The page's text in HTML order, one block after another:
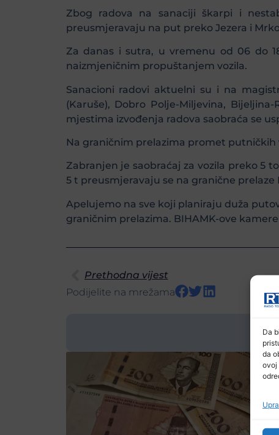
Da
da
ovoj
Zbog radova na sanaciji škarpi i
preusmjeravaju na put preko Jezera i
Za danas i sutra, u vremenu od 06 do
naizmjeničnim propuštanjem vozila.
Sanacioni radovi aktuelni su i na
(Karuše), Dobro Polje-Miljevina,
mjestima izvođenja radova saobraća se
Na graničnim prelazima promet putničkih
Zabranjen je saobraćaj za vozila preko 5
5 t preusmjeravaju se na granične
Apelujemo na sve koji planiraju duža
graničnim prelazima. BIHAMK-ove
Prethodna vijest
Podijelite na mrežama